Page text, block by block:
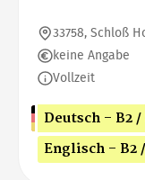
33758, Schloß
keine Angabe
Vollzeit
Deutsch - B2
Englisch - B2